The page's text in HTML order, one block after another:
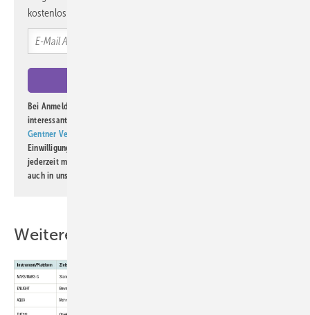
kostenlos direkt ins Postfach.
Bei Anmeldung zu diesem Newsletter bin ich damit einverstanden, über
interessante Verlags- und Online-Angebote
Gentner Verlag GmbH & Co. KG
Einwilligung kann ich jederzeit widerrufen und eine Abmeldung ist
jederzeit möglich. Informationen zum Umgang mit Daten finden Sie
auch in unserer
Weitere Inhalte